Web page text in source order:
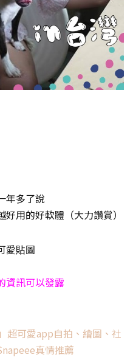
年多了說
用的好軟體（大力讚賞）
愛貼圖
資訊可以發露
超可愛app自拍、繪圖、社
真情推薦